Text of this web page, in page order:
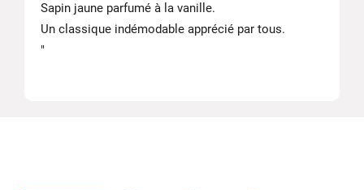
Sapin jaune parfumé à la vanille.
Un classique indémodable apprécié par tous.
"